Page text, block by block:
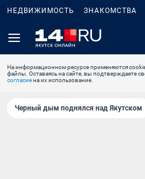
НЕДВИЖИМОСТЬ ЗНАКОМСТВА
На информационном ресурсе применяются
файлы. Оставаясь на сайте, вы подтверждаете
согласиена их использование.
Черный дым поднялся над Якутском